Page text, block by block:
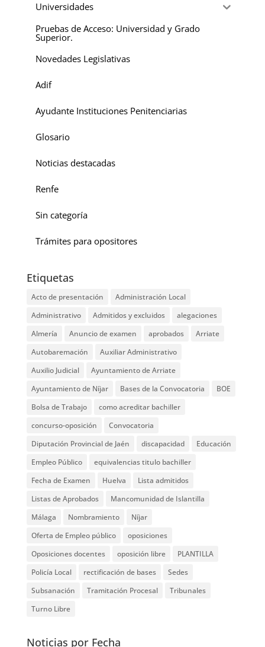
Universidades
Pruebas de Acceso: Universidad y Grado
Superior.
Novedades Legislativas
Adif
Ayudante Instituciones Penitenciarias
Glosario
Noticias destacadas
Renfe
Sin categoría
Trámites para opositores
Etiquetas
Acto de presentación
Administración Local
Administrativo
Admitidos y excluidos
alegaciones
Almería
Anuncio de examen aprobados
Arriate
Autobaremación
Auxiliar Administrativo
Auxilio Judicial
Ayuntamiento de Arriate
Ayuntamiento de Níjar
Bases de la Convocatoria
BOE
Bolsa de Trabajo
como acreditar bachiller
concurso-oposición
Convocatoria
Diputación Provincial de Jaén
discapacidad
Educación
Empleo Público
equivalencias titulo bachiller
Fecha de Examen
Huelva
Lista admitidos
Listas de Aprobados
Mancomunidad de Islantilla
Málaga
Nombramiento
Níjar
Oferta de Empleo público
oposiciones
Oposiciones docentes
oposición libre
PLANTILLA
Policía Local
rectificación de bases
Sedes
Subsanación
Tramitación Procesal
Tribunales
Turno Libre
Noticias por Fecha